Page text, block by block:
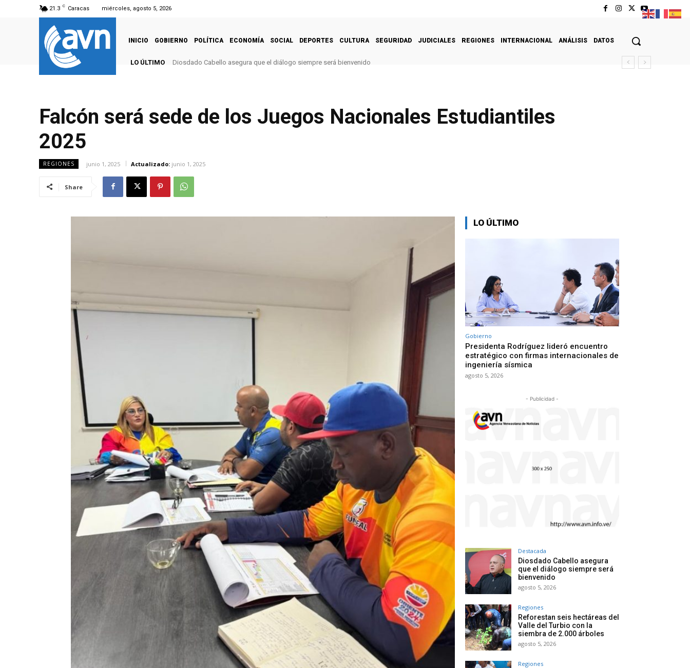
21.3 C Caracas miércoles, agosto 5, 2026
INICIO GOBIERNO POLÍTICA ECONOMÍA SOCIAL DEPORTES CULTURA SEGURIDAD JUDICIALES REGIONES INTERNACIONAL ANÁLISIS DATOS
LO ÚLTIMO Diosdado Cabello asegura que el diálogo siempre será bienvenido
Falcón será sede de los Juegos Nacionales Estudiantiles
2025
REGIONES junio 1, 2025 Actualizado: junio 1, 2025
Share
LO ÚLTIMO
Gobierno
Presidenta Rodríguez lideró encuentro
estratégico con firmas internacionales de
ingeniería sísmica
agosto 5, 2026
- Publicidad -
Destacada
Diosdado Cabello asegura
que el diálogo siempre será
bienvenido
agosto 5, 2026
Regiones
Reforestan seis hectáreas del
Valle del Turbio con la
siembra de 2.000 árboles
agosto 5, 2026
Regiones